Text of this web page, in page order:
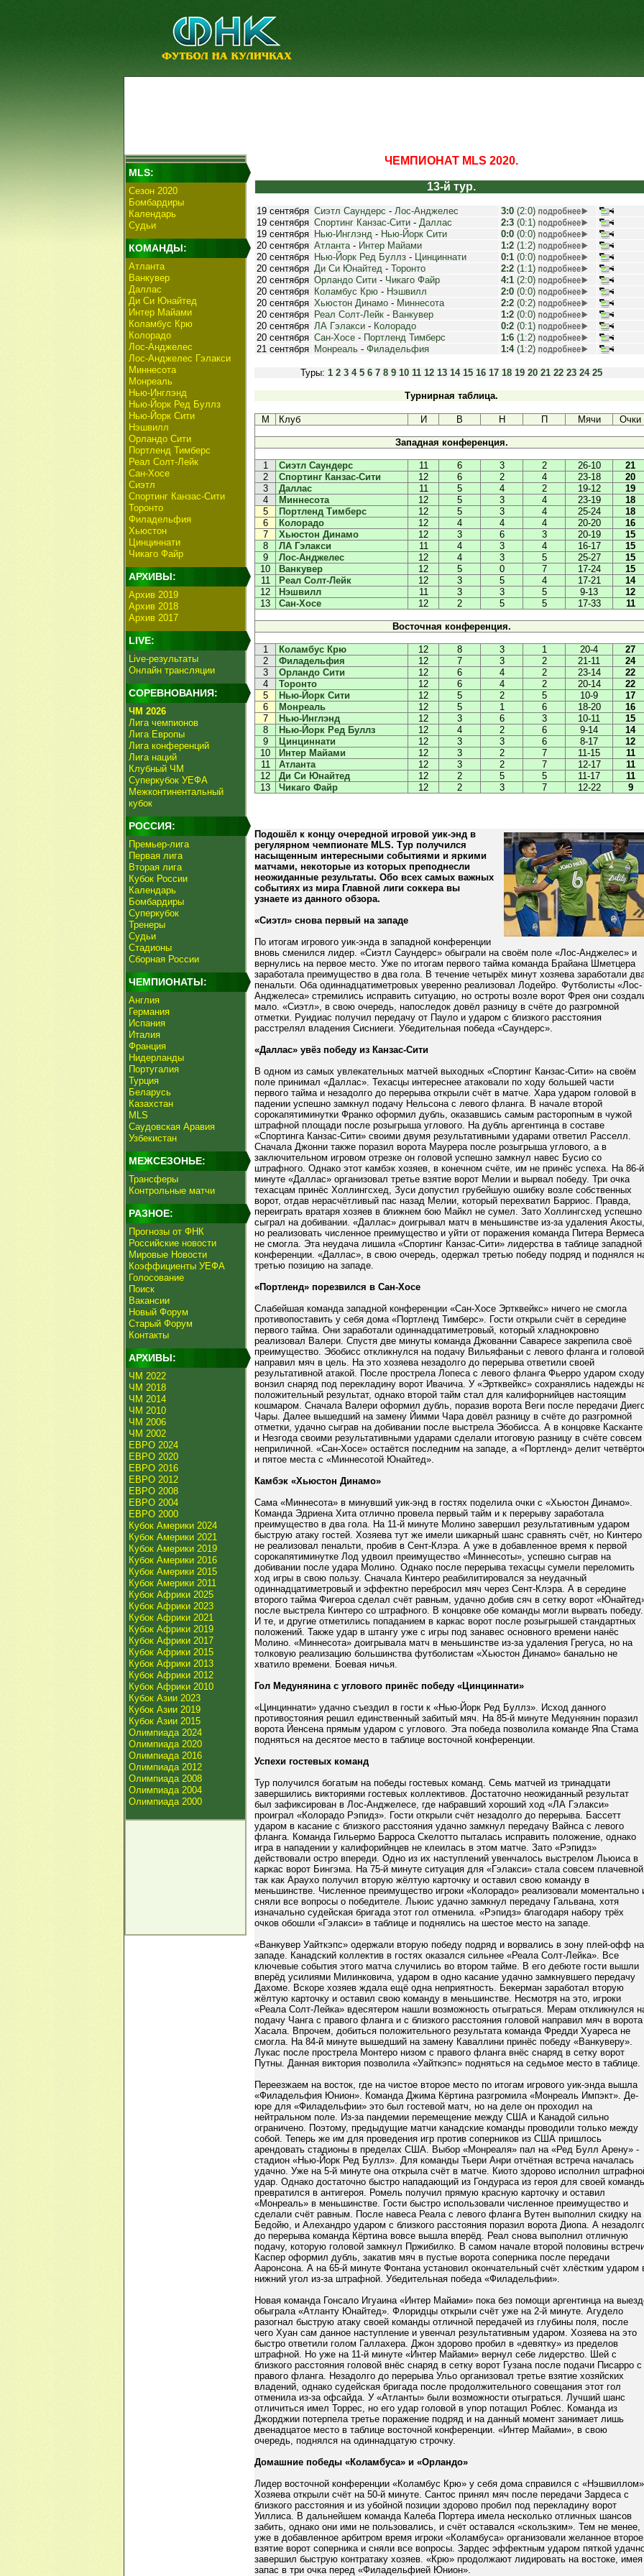
MLS:
Сезон 2020
Бомбардиры
Календарь
Судьи
КОМАНДЫ:
Атланта
Ванкувер
Даллас
Ди Си Юнайтед
Интер Майами
Коламбус Крю
Колорадо
Лос-Анджелес
Лос-Анджелес Гэлакси
Миннесота
Монреаль
Нью-Инглэнд
Нью-Йорк Ред Буллз
Нью-Йорк Сити
Нэшвилл
Орландо Сити
Портленд Тимберс
Реал Солт-Лейк
Сан-Хосе
Сиэтл
Спортинг Канзас-Сити
Торонто
Филадельфия
Хьюстон
Цинциннати
Чикаго Файр
АРХИВЫ:
Архив 2019
Архив 2018
Архив 2017
LIVE:
Live-результаты
Онлайн трансляции
СОРЕВНОВАНИЯ:
ЧМ 2026
Лига чемпионов
Лига Европы
Лига конференций
Лига наций
Клубный ЧМ
Суперкубок УЕФА
Межконтинентальный
кубок
РОССИЯ:
Премьер-лига
Первая лига
Вторая лига
Кубок России
Календарь
Бомбардиры
Суперкубок
Тренеры
Судьи
Стадионы
Сборная России
ЧЕМПИОНАТЫ:
Англия
Германия
Испания
Италия
Франция
Нидерланды
Португалия
Турция
Беларусь
Казахстан
MLS
Саудовская Аравия
Узбекистан
МЕЖСЕЗОНЬЕ:
Трансферы
Контрольные матчи
РАЗНОЕ:
Прогнозы от ФНК
Российские новости
Мировые Новости
Коэффициенты УЕФА
Голосование
Поиск
Вакансии
Новый Форум
Старый Форум
Контакты
АРХИВЫ:
ЧМ 2022
ЧМ 2018
ЧМ 2014
ЧМ 2010
ЧМ 2006
ЧМ 2002
ЕВРО 2024
ЕВРО 2020
ЕВРО 2016
ЕВРО 2012
ЕВРО 2008
ЕВРО 2004
ЕВРО 2000
Кубок Америки 2024
Кубок Америки 2021
Кубок Америки 2019
Кубок Америки 2016
Кубок Америки 2015
Кубок Америки 2011
Кубок Африки 2025
Кубок Африки 2023
Кубок Африки 2021
Кубок Африки 2019
Кубок Африки 2017
Кубок Африки 2015
Кубок Африки 2013
Кубок Африки 2012
Кубок Африки 2010
Кубок Азии 2023
Кубок Азии 2019
Кубок Азии 2015
Олимпиада 2024
Олимпиада 2020
Олимпиада 2016
Олимпиада 2012
Олимпиада 2008
Олимпиада 2004
Олимпиада 2000
ЧЕМПИОНАТ MLS 2020.
13-й тур.
19 сентября Сиэтл Саундерс - Лос-Анджелес 3:0 (2:0)
19 сентября Спортинг Канзас-Сити - Даллас 2:3 (0:1)
19 сентября Нью-Инглэнд - Нью-Йорк Сити 0:0 (0:0)
20 сентября Атланта- Интер Майами 1:2 (1:2)
20 сентября Нью-Йорк Ред Буллз - Цинциннати 0:1 (0:0)
20 сентября Ди Си Юнайтед - Торонто 2:2 (1:1)
20 сентября Орландо Сити - Чикаго Файр 4:1 (2:0)
20 сентября Коламбус Крю - Нэшвилл 2:0 (0:0)
20 сентября Хьюстон Динамо - Миннесота 2:2 (0:2)
20 сентября Реал Солт-Лейк - Ванкувер 1:2 (0:0)
20 сентября ЛА Гэлакси - Колорадо 0:2 (0:1)
20 сентября Сан-Хосе - Портленд Тимберс 1:6 (1:2)
21 сентября Монреаль - Филадельфия 1:4(1:2)
Туры: 1 2 3 4 5 6 7 8 9 10 11 12 13 14 15 16 17 18 19 20 21 22 23 24 25
Турнирная таблица.
М Клуб И В Н П Мячи Очки
Западная конференция.
1 Сиэтл Саундерс 11 6 3 2 26-10
21
2
Спортинг Канзас-Сити 12 6 2 4 23-18
20
3
Даллас 11 5 4 2 19-12
19
4
Миннесота 12 5 3 4 23-19
18
5
Портленд Тимберс 12 5 3 4 25-24
18
6
Колорадо 12 4 4 4 20-20
16
7
Хьюстон Динамо 12 3 6 3 20-19
15
8
ЛА Гэлакси 11 4 3 4 16-17
15
9
Лос-Анджелес 12 4 3 5 25-27
15
10
Ванкувер 12 5 0 7 17-24
15
11
Реал Солт-Лейк 12 3 5 4 17-21
14
12
Нэшвилл 11 3 3 5 9-13
12
13
Сан-Хосе 12 2 5 5 17-33 11
Восточная конференция.
1 Коламбус Крю 12 8 3 1 20-4
27
2
Филадельфия 12 7 3 2 21-11
24
3
Орландо Сити 12 6 4 2 23-14
22
4
Торонто 12 6 4 2 20-14
22
5
Нью-Йорк Сити 12 5 2 5 10-9
17
6
Монреаль 12 5 1 6 18-20
16
7
Нью-Инглэнд 12 3 6 3 10-11
15
8
Нью-Йорк Ред Буллз 12 4 2 6 9-14
14
9
Цинциннати 12 3 3 6 8-17
12
10
Интер Майами 12 3 2 7 11-15
11
11
Атланта 12 3 2 7 12-17
11
12
Ди Си Юнайтед 12 2 5 5 11-17
11
13
Чикаго Файр 12 2 3 7 12-22 9
Подошёл к концу очередной игровой уик-энд в
регулярном чемпионате MLS. Тур получился
насыщенным интересными событиями и яркими
матчами, некоторые из которых преподнесли
неожиданные результаты. Обо всех самых важных
событиях из мира Главной лиги соккера вы
узнаете из данного обзора.
«Сиэтл» снова первый на западе
По итогам игрового уик-энда в западной конференции
вновь сменился лидер. «Сиэтл Саундерс» обыграли на своём поле «Лос-Анджелес» и
вернулись на первое место. Уже по итогам первого тайма команда Брайана Шметцера
заработала преимущество в два гола. В течение четырёх минут хозяева заработали
пенальти. Оба одиннадцатиметровых уверенно реализовал Лодейро. Футболисты «Лос-
Анджелеса» стремились исправить ситуацию, но остроты возле ворот Фрея они
мало. «Сиэтл», в свою очередь, напоследок довёл разницу в счёте до разгромной
отметки. Руидиас получил передачу от Пауло и ударом с близкого расстояния
расстрелял владения Сисниеги. Убедительная победа «Саундерс».
«Даллас» увёз победу из Канзас-Сити
В одном из самых увлекательных матчей выходных «Спортинг Канзас-Сити» на своём
поле принимал «Даллас». Техасцы интереснее атаковали по ходу большей части
первого тайма и незадолго до перерыва открыли счёт в матче. Хара ударом головой в
падении успешно замкнул подачу Нельсона с левого фланга. В начале второй
сорокапятиминутки Франко оформил дубль, оказавшись самым расторопным в чужой
штрафной площади после розыгрыша углового. На дубль аргентинца в составе
«Спортинга Канзас-Сити» своими двумя результативными ударами ответил Расселл.
Сначала Джонни также поразил ворота Маурера после розыгрыша углового, а в
заключительном игровом отрезке он головой успешно замкнул навес Бусио со
штрафного. Однако этот камбэк хозяев, в конечном счёте, им не принёс успеха. На 86-й
минуте «Даллас» организовал третье взятие ворот Мелии и вырвал победу. Три очка
техасцам принёс Холлингсхед, Зуси допустил грубейшую ошибку возле собственных
ворот, отдав нерасчётливый пас назад Мелии, который перехватил Барриос. Правда,
переиграть вратаря хозяев в ближнем бою Майкл не сумел. Зато Холлингсхед успешно
сыграл на добивании. «Даллас» доигрывал матч в меньшинстве из-за удаления Акосты,
но реализовать численное преимущество и уйти от поражения команда Питера Вермеса
не смогла. Эта неудача лишила «Спортинг Канзас-Сити» лидерства в таблице западной
конференции. «Даллас», в свою очередь, одержал третью победу подряд и поднялся
третью позицию на западе.
«Портленд» порезвился в Сан-Хосе
Слабейшая команда западной конференции «Сан-Хосе Эртквейкс» ничего не смогла
противопоставить у себя дома «Портленд Тимберс». Гости открыли счёт в середине
первого тайма. Они заработали одиннадцатиметровый, который хладнокровно
реализовал Валери. Спустя две минуты команда Джованни Саваресе закрепила своё
преимущество. Эбобисс откликнулся на подачу Вильяфаньи с левого фланга и головой
направил мяч в цель. На это хозяева незадолго до перерыва ответили своей
результативной атакой. После прострела Лопеса с левого фланга Фьерро ударом сходу
вонзил снаряд под перекладину ворот Ивачича. У «Эртквейкс» сохранялись надежды
положительный результат, однако второй тайм стал для калифорнийцев настоящим
кошмаром. Сначала Валери оформил дубль, поразив ворота Веги после передачи
Чары. Далее вышедший на замену Йимми Чара довёл разницу в счёте до разгромной
отметки, удачно сыграв на добивании после выстрела Эбобисса. А в концовке Касканте
и Незгода своими результативными ударами сделали итоговую разницу в счёте совсем
неприличной. «Сан-Хосе» остаётся последним на западе, а «Портленд» делит
и пятое места с «Миннесотой Юнайтед».
Камбэк «Хьюстон Динамо»
Сама «Миннесота» в минувший уик-энд в гостях поделила очки с «Хьюстон Динамо».
Команда Эдриена Хита отлично провела первый тайм и к перерыву заработала
преимущество в два гола. На 11-й минуте Молино завершил результативным ударом
быструю атаку гостей. Хозяева тут же имели шикарный шанс сравнять счёт, но Кинтеро
не реализовал пенальти, пробив в Сент-Клэра. А уже в добавленное время к первой
сорокапятиминутке Лод удвоил преимущество «Миннесоты», успешно сыграв на
добивании после удара Молино. Однако после перерыва техасцы сумели переломить
ход игры в свою пользу. Сначала Кинтеро реабилитировался за неудачный
одиннадцатиметровый и эффектно перебросил мяч через Сент-Клэра. А в середине
второго тайма Фигероа сделал счёт равным, удачно добив сяч в сетку ворот
после выстрела Кинтеро со штрафного. В концовке обе команды могли вырвать победу.
И те, и другие отметились попаданием в каркас ворот после розыгрышей стандартных
положений. Также удар в штангу уже с игры под занавес основного времени нанёс
Молино. «Миннесота» доигрывала матч в меньшинстве из-за удаления Грегуса, но на
толковую реализацию большинства футболистам «Хьюстон Динамо» банально не
хватило времени. Боевая ничья.
Гол Медунянина с углового принёс победу «Цинциннати»
«Цинциннати» удачно съездил в гости к «Нью-Йорк Ред Буллз». Исход данного
противостояния решил единственный забитый мяч. На 85-й минуте Медунянин поразил
ворота Йенсена прямым ударом с углового. Эта победа позволила команде Япа Стама
подняться на десятое место в таблице восточной конференции.
Успехи гостевых команд
Тур получился богатым на победы гостевых команд. Семь матчей из тринадцати
завершились викториями гостевых коллективов. Достаточно неожиданный результат
был зафиксирован в Лос-Анджелесе, где набравший хороший ход «ЛА Гэлакси»
проиграл «Колорадо Рэпидз». Гости открыли счёт незадолго до перерыва. Бассетт
ударом в касание с близкого расстояния удачно замкнул передачу Вайнса с левого
фланга. Команда Гильермо Барроса Скелотто пыталась исправить положение, однако
игра в нападении у калифорийнцев не клеилась в этом матче. Зато «Рэпидз»
действовали остро впереди. Одно из их наступлений увенчалось выстрелом Льюиса в
каркас ворот Бингэма. На 75-й минуте ситуация для «Гэлакси» стала совсем
так как Араухо получил вторую жёлтую карточку и оставил свою команду в
меньшинстве. Численное преимущество игроки «Колорадо» реализовали моментально
сняли все вопросы о победителе. Льюис удачно замкнул передачу Гальвана, хотя
изначально судейская бригада этот гол отменила. «Рэпидз» благодаря набору трёх
очков обошли «Гэлакси» в таблице и поднялись на шестое место на западе.
«Ванкувер Уайткэпс» одержали вторую победу подряд и ворвались в зону плей-офф на
западе. Канадский коллектив в гостях оказался сильнее «Реала Солт-Лейка». Все
ключевые события этого матча случились во втором тайме. В его дебюте гости вышли
вперёд усилиями Милинковича, ударом в одно касание удачно замкнувшего передачу
Дахоме. Вскоре хозяев ждала ещё одна неприятность. Бекерман заработал вторую
жёлтую карточку и оставил свою команду в меньшинстве. Несмотря на это, игроки
«Реала Солт-Лейка» вдесятером нашли возможность отыграться. Мерам откликнулся
подачу Чанга с правого фланга и с близкого расстояния головой направил мяч в ворота
Хасала. Впрочем, добиться положительного результата команда Фредди Хуареса не
смогла. На 84-й минуте вышедший на замену Каваллини принёс победу «Ванкуверу».
Лукас после прострела Монтеро низом с правого фланга внёс снаряд в сетку ворот
Путны. Данная виктория позволила «Уайткэпс» подняться на седьмое место в таблице.
Переезжаем на восток, где на чистое второе место по итогам игрового уик-энда вышла
«Филадельфия Юнион». Команда Джима Кёртина разгромила «Монреаль Импэкт». Де-
юре для «Филадельфии» это был гостевой матч, но на деле он проходил на
нейтральном поле. Из-за пандемии перемещение между США и Канадой сильно
ограничено. Поэтому, предыдущие матчи канадские команды проводили только между
собой. Теперь же им для проведения игр против соперников из США пришлось
арендовать стадионы в пределах США. Выбор «Монреаля» пал на «Ред Булл Арену» -
стадион «Нью-Йорк Ред Буллз». Для команды Тьери Анри отчётная встреча началась
удачно. Уже на 5-й минуте она открыла счёт в матче. Киото здорово исполнил
удар. Однако достаточно быстро нападающий из Гондураса из героя для своей
превратился в антигероя. Ромель получил прямую красную карточку и оставил
«Монреаль» в меньшинстве. Гости быстро использовали численное преимущество и
сделали счёт равным. После навеса Реала с левого фланга Вутен выполнил скидку на
Бедойю, и Алехандро ударом с близкого расстояния поразил ворота Диопа. А
до перерыва команда Кёртина вовсе вышла вперёд. Реал снова выполнил отличную
подачу, которую головой замкнул Пржибилко. В самом начале второй половины
Каспер оформил дубль, закатив мяч в пустые ворота соперника после передачи
Ааронсона. А на 65-й минуте Фонтана установил окончательный счёт хлёстким ударом
нижний угол из-за штрафной. Убедительная победа «Филадельфии».
Новая команда Гонсало Игуаина «Интер Майами» пока без помощи аргентинца на
обыграла «Атланту Юнайтед». Флоридцы открыли счёт уже на 2-й минуте. Агудело
разогнал быструю атаку своей команды отличной передачей из глубины поля, после
чего Хуан сам данное наступление и увенчал результативным ударом. Хозяева на это
быстро ответили голом Галлахера. Джон здорово пробил в «девятку» из пределов
штрафной. Но уже на 11-й минуте «Интер Майами» вернул себе лидерство. Шей с
близкого расстояния головой внёс снаряд в сетку ворот Гузана после подачи Писарро с
правого фланга. Незадолго до перерыва Ульо организовал третье взятие хозяйских
владений, однако судейская бригада после продолжительного совещания этот гол
отменила из-за офсайда. У «Атланты» были возможности отыграться. Лучший шанс
отличиться имел Торрес, но его удар головой в упор потащил Роблес. Команда из
Джорджии потерпела третье поражение подряд и на данный момент занимает лишь
двенадцатое место в таблице восточной конференции. «Интер Майами», в свою
очередь, поднялся на одиннадцатую строчку.
Домашние победы «Коламбуса» и «Орландо»
Лидер восточной конференции «Коламбус Крю» у себя дома справился с
Хозяева открыли счёт на 50-й минуте. Сантос принял мяч после передачи Зардеса с
близкого расстояния и из убойной позиции здорово пробил под перекладину ворот
Уиллиса. В дальнейшем команда Калеба Портера имела несколько отличных шансов
забить, однако они ими не пользовались, и счёт оставался «скользким». Тем не менее,
уже в добавленное арбитром время игроки «Коламбуса» организовали желанное второе
взятие ворот соперника и сняли все вопросы. Зардес эффектным ударом пяткой
завершил быструю контратаку хозяев. «Крю» продолжают лидировать на востоке, имея
запас в три очка перед «Филадельфией Юнион».